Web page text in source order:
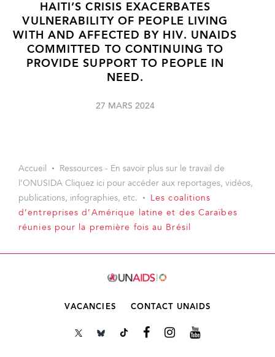
HAITI’S CRISIS EXACERBATES
VULNERABILITY OF PEOPLE LIVING
WITH AND AFFECTED BY HIV. UNAIDS
COMMITTED TO CONTINUING TO
PROVIDE SUPPORT TO PEOPLE IN
NEED.
27 MARS 2024
Accueil
Ressources - En savoir plus sur le travail de
l’ONUSIDA Cliquez ici pour accéder aux reportages, vidéos,
publications, infographies, etc.
Les coalitions
d’entreprises d’Amérique latine et des Caraïbes
réunies pour la première fois au Brésil
VACANCIES CONTACT UNAIDS